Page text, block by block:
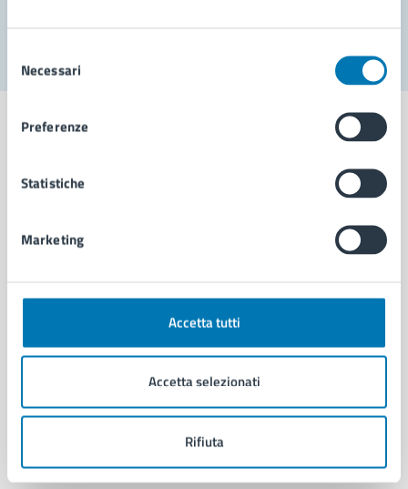
delNecessari
Preferenze
Statistiche
Marketing
Accetta tutti
Accetta selezionati
Rifiuta
Comune di Napoli
AMMINISTRAZIONE
Organi di governo
Enti e fondazioni
Personale amministrativo
Intranet, posta aziendale e protocollo